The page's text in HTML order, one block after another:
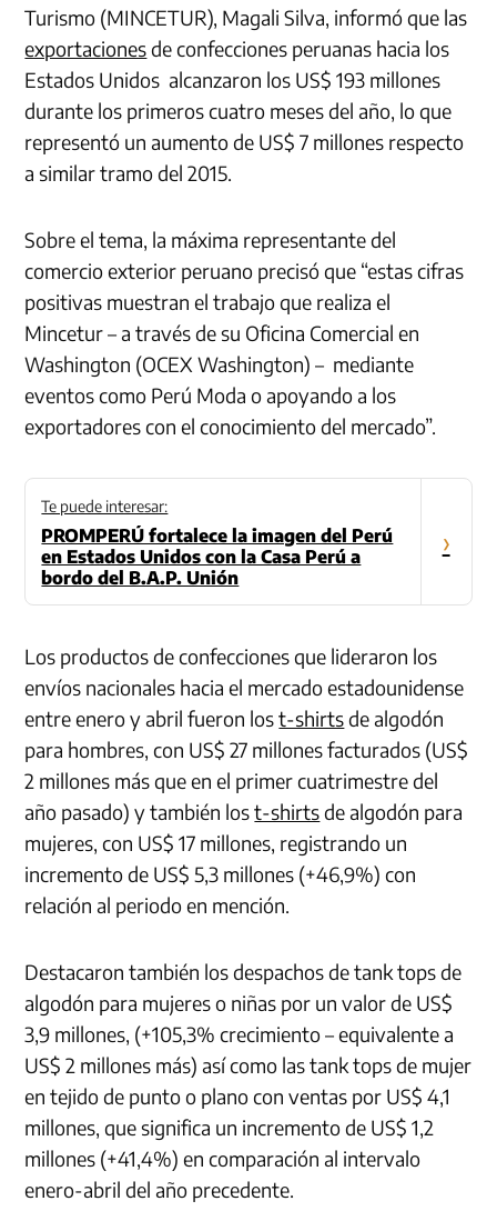
Turismo (MINCETUR), Magali Silva, informó que las
exportacionesde confecciones peruanas hacia los
Estados Unidos alcanzaron los US$ 193 millones
durante los primeros cuatro meses del año, lo que
representó un aumento de US$ 7 millones respecto
a similar tramo del 2015.
Sobre el tema, la máxima representante del
comercio exterior peruano precisó que “estas cifras
positivas muestran el trabajo que realiza el
Mincetur – a través de su Oficina Comercial en
Washington (OCEX Washington) – mediante
eventos como Perú Moda o apoyando a los
exportadores con el conocimiento del mercado”.
Te puede interesar:
PROMPERÚ fortalece la imagen del Perú
en Estados Unidos con la Casa Perú a
bordo del B.A.P. Unión
›
Los productos de confecciones que lideraron los
envíos nacionales hacia el mercado estadounidense
entre enero y abril fueron lost-shirtsde algodón
para hombres, con US$ 27 millones facturados (US$
2 millones más que en el primer cuatrimestre del
año pasado) y también lost-shirtsde algodón para
mujeres, con US$ 17 millones, registrando un
incremento de US$ 5,3 millones (+46,9%) con
relación al periodo en mención.
Destacaron también los despachos de tank tops de
algodón para mujeres o niñas por un valor de US$
3,9 millones, (+105,3% crecimiento – equivalente a
US$ 2 millones más) así como las tank tops de mujer
en tejido de punto o plano con ventas por US$ 4,1
millones, que significa un incremento de US$ 1,2
millones (+41,4%) en comparación al intervalo
enero-abril del año precedente.